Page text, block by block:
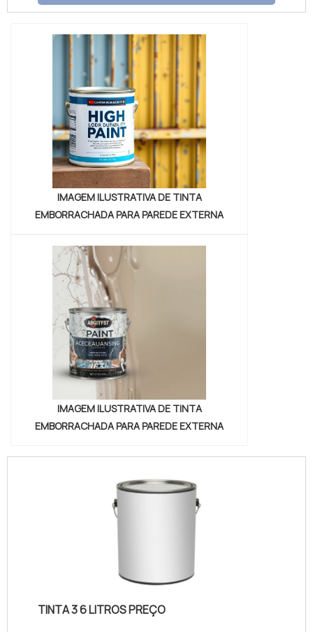
técnica especializada. UM POUCO MAIS
SOBRE UMECTANTE ONDE COMPRAR A
Petrowan centraliza seus esforços em
proporcionar para os parceiros um...
IMAGEM ILUSTRATIVA DE TINTA
EMBORRACHADA PARA PAREDE EXTERNA
IMAGEM ILUSTRATIVA DE TINTA
EMBORRACHADA PARA PAREDE EXTERNA
TINTA 3 6 LITROS PREÇO